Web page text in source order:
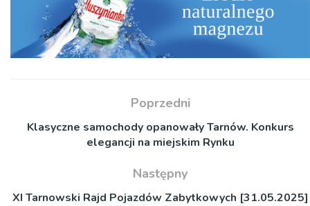
Poprzedni
Klasyczne samochody opanowały Tarnów. Konkurs
elegancji na miejskim Rynku
Następny
XI Tarnowski Rajd Pojazdów Zabytkowych [31.05.2025]